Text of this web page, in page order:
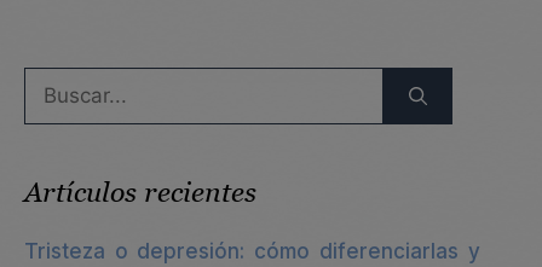
Artículos recientes
Tristeza o depresión: cómo diferenciarlas y